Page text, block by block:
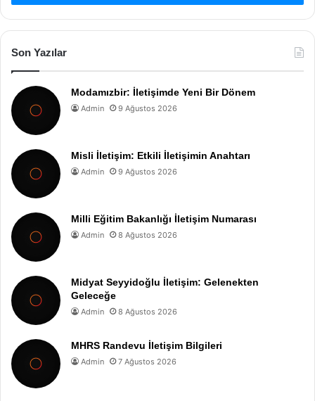
Son Yazılar
Modamızbir: İletişimde Yeni Bir Dönem
Admin 9 Ağustos 2026
Misli İletişim: Etkili İletişimin Anahtarı
Admin 9 Ağustos 2026
Milli Eğitim Bakanlığı İletişim Numarası
Admin 8 Ağustos 2026
Midyat Seyyidoğlu İletişim: Gelenekten
Geleceğe
Admin 8 Ağustos 2026
MHRS Randevu İletişim Bilgileri
Admin 7 Ağustos 2026